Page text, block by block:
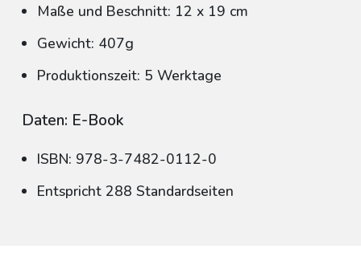
Maße und Beschnitt: 12 x 19 cm
Gewicht: 407g
Produktionszeit: 5 Werktage
Daten: E-Book
ISBN: 978-3-7482-0112-0
Entspricht 288 Standardseiten